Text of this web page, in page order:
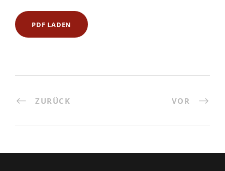
PDF LADEN
ZURÜCK VOR